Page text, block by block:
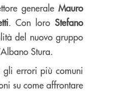
generaleMauro
. Con loroStefano
del nuovo gruppo
Stura.
gli errori più comuni
su come affrontare